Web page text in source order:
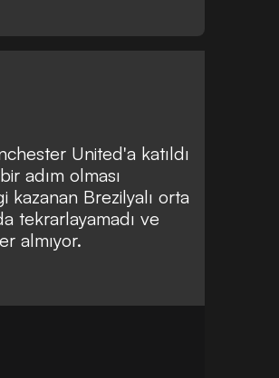
United'a katıldı
adım olması
Brezilyalı orta
tekrarlayamadı ve
almıyor.